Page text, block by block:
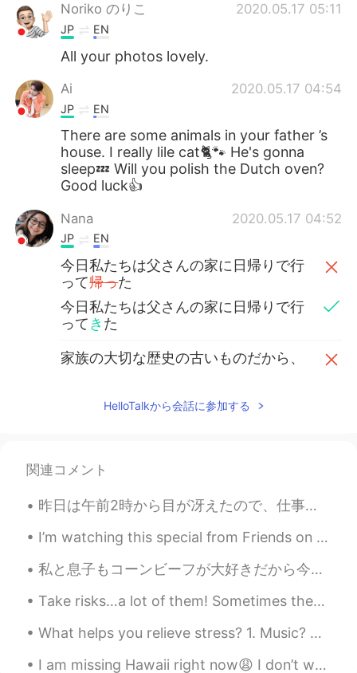
Noriko のりこ 2020.05.17 05:11
JP EN
All your photos lovely.
Ai 2020.05.17 04:54
JP EN
There are some animals in your father ’s
house. I really lile cat🐈🐾 He's gonna
sleep💤 Will you polish the Dutch oven?
Good luck👍
Nana 2020.05.17 04:52
JP EN
今日私たちは父さんの家に日帰りで行
って帰った
今日私たちは父さんの家に日帰りで行
って き た
家族の大切な歴史の古いものだから、
家族の大切な歴史の古いものだから、
私は歴史的
古い直し方をする
JP EN
綺麗な写真ですね☺️ I love it!
HelloTalkから会話に参加する
関連コメント
昨日は午前2時から目が冴えたので、仕事へ行く間にカフェインのソーダを買った🥤 Yesterday I was wide awake since 2am, so I bought some sod...
I’m watching this special from Friends on HBO 😎🍿🎉☺️🙋🏻‍♀️ Have you seen this series and what epis...
私と息子もコーンビーフが大好きだから今日食べたかった😆 My son and I love corn beef and wanted to eat it today でも今日は朝から夜まで忙し...
Take risks…a lot of them! Sometimes there’s danger involved in life, but every reward carries ris...
What helps you relieve stress? 1. Music? 2. Eating? 3. Sleeping? 4. Alcohol? 5. Exercise? 6. Talk...
I am missing Hawaii right now😩 I don’t want to be in this cold weather anymore🥶...I like to islan...